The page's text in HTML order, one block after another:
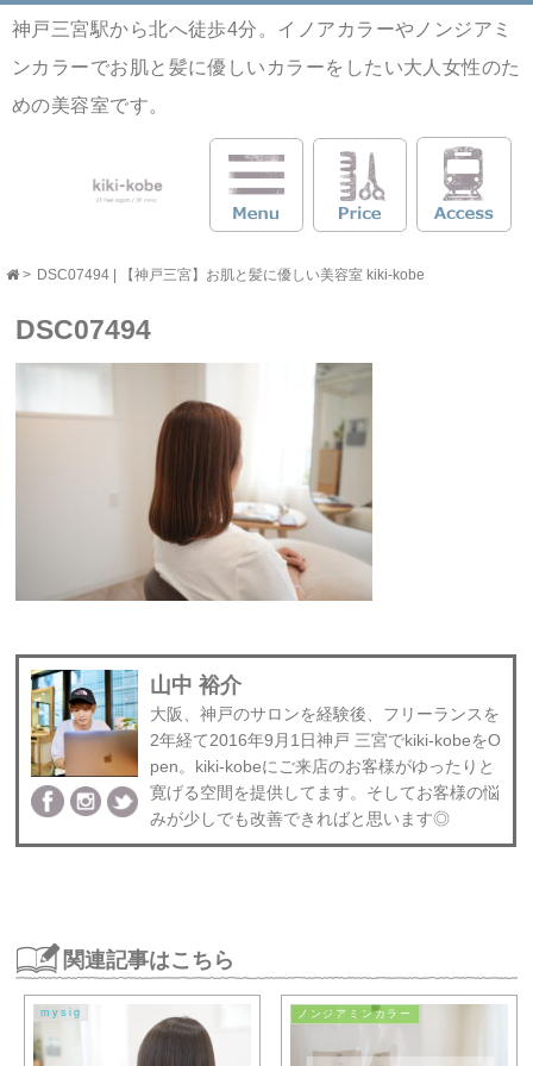
神戸三宮駅から北へ徒歩4分。イノアカラーやノンジアミ
ンカラーでお肌と髪に優しいカラーをしたい大人女性のた
めの美容室です。
> DSC07494 | 【神戸三宮】お肌と髪に優しい美容室 kiki-kobe
DSC07494
山中 裕介
大阪、神戸のサロンを経験後、フリーランスを
2年経て2016年9月1日神戸 三宮でkiki-kobeをO
pen。kiki-kobeにご来店のお客様がゆったりと
寛げる空間を提供してます。そしてお客様の悩
みが少しでも改善できればと思います◎
関連記事はこちら
mysig ノンジアミンカラー